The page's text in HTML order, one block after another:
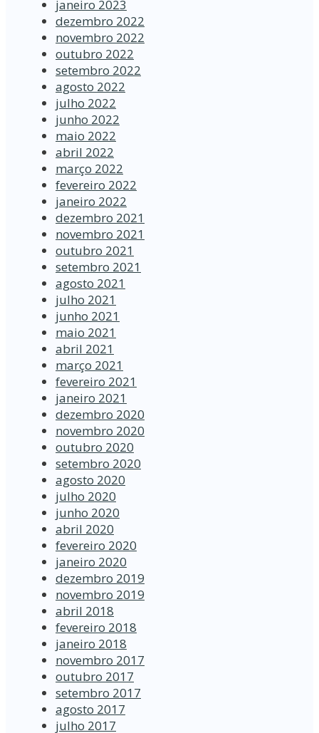
janeiro 2023
dezembro 2022
novembro 2022
outubro 2022
setembro 2022
agosto 2022
julho 2022
junho 2022
maio 2022
abril 2022
março 2022
fevereiro 2022
janeiro 2022
dezembro 2021
novembro 2021
outubro 2021
setembro 2021
agosto 2021
julho 2021
junho 2021
maio 2021
abril 2021
março 2021
fevereiro 2021
janeiro 2021
dezembro 2020
novembro 2020
outubro 2020
setembro 2020
agosto 2020
julho 2020
junho 2020
abril 2020
fevereiro 2020
janeiro 2020
dezembro 2019
novembro 2019
abril 2018
fevereiro 2018
janeiro 2018
novembro 2017
outubro 2017
setembro 2017
agosto 2017
julho 2017